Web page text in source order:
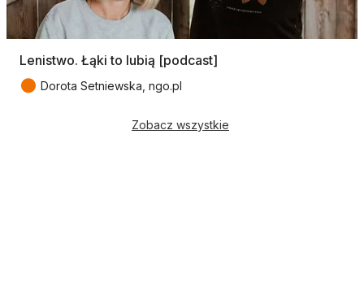
Lenistwo. Łąki to lubią [podcast]
● Dorota Setniewska, ngo.pl
Zobacz wszystkie